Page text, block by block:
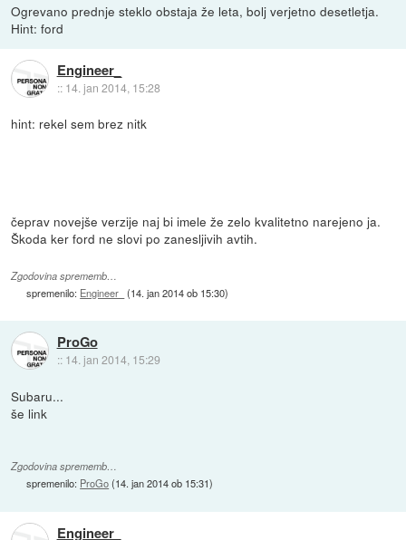
Ogrevano prednje steklo obstaja že leta, bolj verjetno desetletja.
Hint: ford
Engineer_
:: 14. jan 2014, 15:28
hint: rekel sem brez nitk
čeprav novejše verzije naj bi imele že zelo kvalitetno narejeno ja.
Škoda ker ford ne slovi po zanesljivih avtih.
Zgodovina sprememb…
spremenilo: Engineer_ (14. jan 2014 ob 15:30)
ProGo
:: 14. jan 2014, 15:29
Subaru...
še link
Zgodovina sprememb…
spremenilo: ProGo(14. jan 2014 ob 15:31)
Engineer_